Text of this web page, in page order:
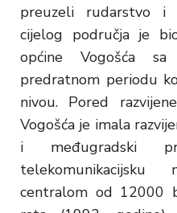
preuzeli rudarstvo i
cijelog područja je
općine Vogošća
predratnom periodu
nivou. Pored
Vogošća je imala
i međugradski
centralom od 12000